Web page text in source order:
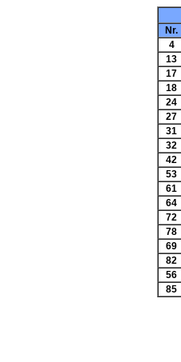
Nr.
4
13
17
18
24
27
31
32
42
53
61
64
72
78
69
82
56
85